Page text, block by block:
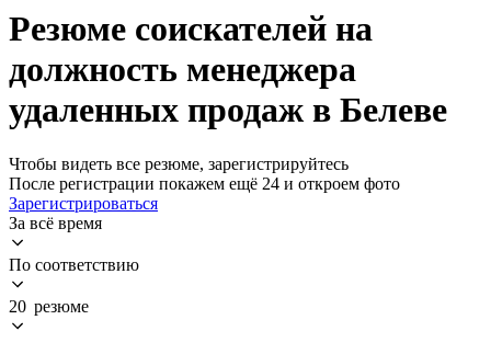
Резюме соискателей на
должность менеджера
удаленных продаж в Белеве
Чтобы видеть все резюме, зарегистрируйтесь
После регистрации покажем ещё 24 и откроем фото
Зарегистрироваться
За всё время
По соответствию
20 резюме